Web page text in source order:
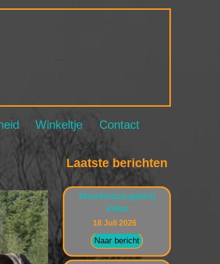
Winkeltje Contact
Laatste berichten
Shootstack-galerij
video
18 Juli 2026
Naar bericht